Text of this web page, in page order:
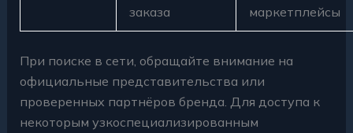
заказа
маркетплейсы
При поиске в сети, обращайте внимание на
официальные представительства или
проверенных партнёров бренда. Для доступа к
некоторым узкоспециализированным